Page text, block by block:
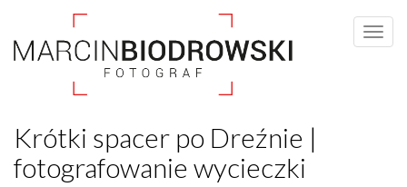
Krótki spacer po Dreźnie |
fotografowanie wycieczki